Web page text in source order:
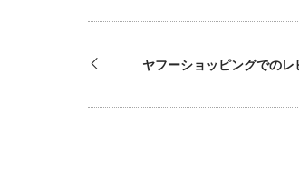
ヤフーショッピングでの